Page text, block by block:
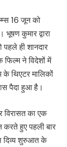
16 जून को
कुमार द्वारा
पहले ही शानदार
फिल्म ने विदेशों में
थिएटर मालिकों
पैदा हुआ है।
विरासत का एक
करते हुए पहली बार
दिव्य शुरुआत के